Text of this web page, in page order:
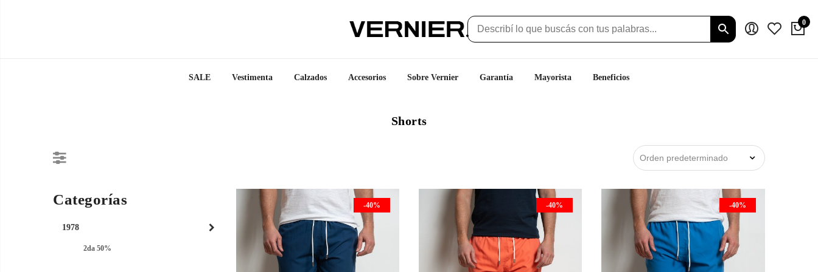
0
SALE Vestimenta Calzados Accesorios Sobre Vernier Garantía Mayorista Beneficios
Shorts
-40% -40% -40%
Categorías
1978
2da 50%